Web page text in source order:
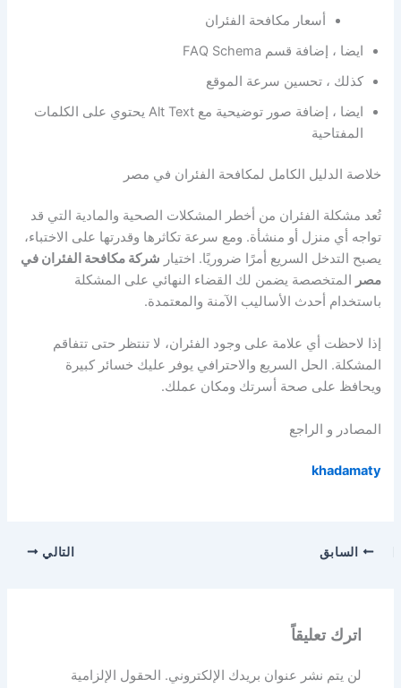
أسعار مكافحة الفئران
ايضا ، إضافة قسم FAQ Schema
كذلك ، تحسين سرعة الموقع
ايضا ، إضافة صور توضيحية مع Alt Text يحتوي على الكلمات
المفتاحية
خلاصة الدليل الكامل لمكافحة الفئران في مصر
تُعد مشكلة الفئران من أخطر المشكلات الصحية والمادية التي قد
تواجه أي منزل أو منشأة. ومع سرعة تكاثرها وقدرتها على الاختباء،
يصبح التدخل السريع أمرًا ضروريًا. اختيار شركة مكافحة الفئران في
مصر المتخصصة يضمن لك القضاء النهائي على المشكلة
باستخدام أحدث الأساليب الآمنة والمعتمدة.
إذا لاحظت أي علامة على وجود الفئران، لا تنتظر حتى تتفاقم
المشكلة. الحل السريع والاحترافي يوفر عليك خسائر كبيرة
ويحافظ على صحة أسرتك ومكان عملك.
المصادر و الراجع
khadamaty
السابق التالي
اترك تعليقاً
لن يتم نشر عنوان بريدك الإلكتروني. الحقول الإلزامية